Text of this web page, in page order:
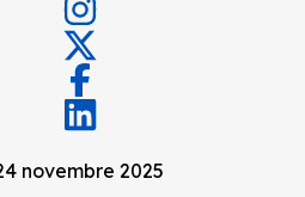
novembre 2025